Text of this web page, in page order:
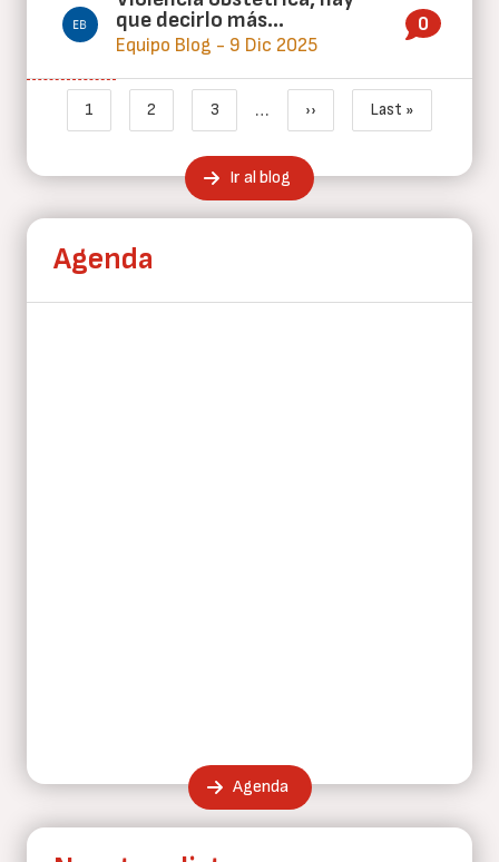
que decirlo más…
Equipo Blog - 9 Dic 2025
0
Paginación
Página actual
1
Page
2
Page
3 … Siguiente página
››
Última página
Last »
Ir al blog
Agenda
Agenda